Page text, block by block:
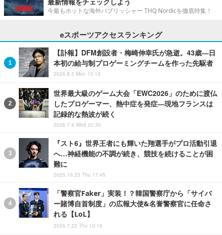
今最もホットな海外パブリッシャー THQ Nordicを徹底特集！
eスポーツアクセスランキング
【訃報】DFM創設者・梅崎伸幸氏が急逝。43歳―日
本初の給与制プロゲーミングチームを作った先駆者
2026.8.3 Mon 15:12
世界最大級のゲーム大会「EWC2026」のために渡仏
したプロゲーマー、熱中症を発症―現地フランスは
記録的な熱波が続く
2026.7.8 Wed 20:30
『スト6』世界王者にも輝いた翔選手がプロ活動引退
へ…神経機能の不調が続き、競技を続けることが困
難に
2025.10.23 Thu 17:45
「警察官Faker」実装！？韓国警察庁から「サイバ
ー賭博自首制度」の広報大使&名誉警察官に任命さ
れる【LoL】
2026.7.23 Thu 10:16